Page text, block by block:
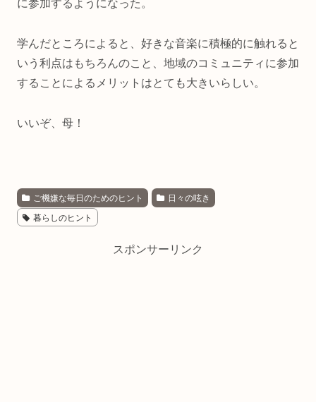
に参加するようになった。
学んだところによると、好きな音楽に積極的に触れると
いう利点はもちろんのこと、地域のコミュニティに参加
することによるメリットはとても大きいらしい。
いいぞ、母！
ご機嫌な毎日のためのヒント 日々の呟き
暮らしのヒント
スポンサーリンク